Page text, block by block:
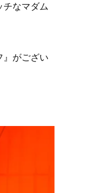
チなマダム
』がござい